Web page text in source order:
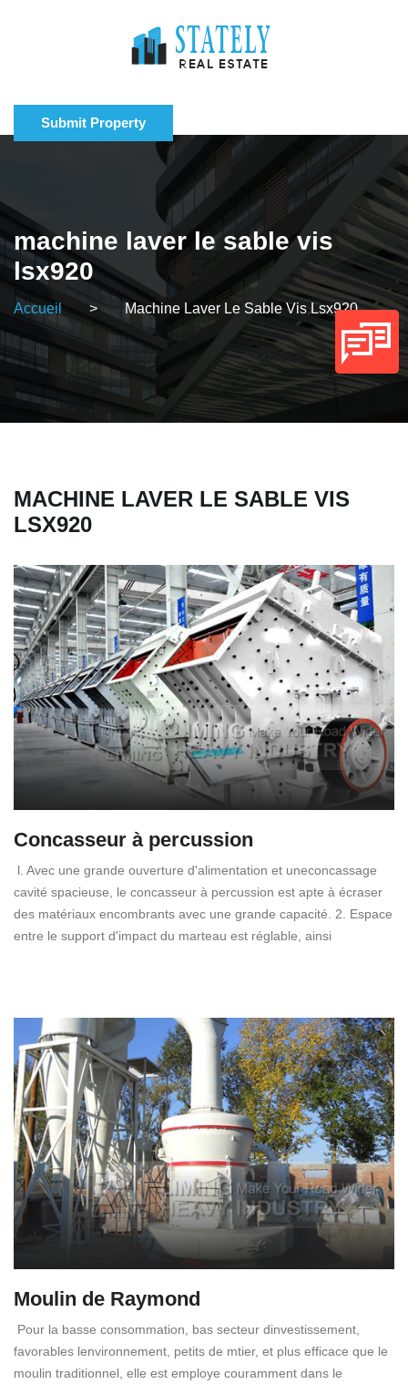
Submit Property
machine laver le sable vis
lsx920
Accueil > Machine Laver Le Sable Vis Lsx920
MACHINE LAVER LE SABLE VIS
LSX920
Concasseur à percussion
l. Avec une grande ouverture d'alimentation et uneconcassage
cavité spacieuse, le concasseur à percussion est apte à écraser
des matériaux encombrants avec une grande capacité. 2. Espace
entre le support d'impact du marteau est réglable, ainsi
Moulin de Raymond
Pour la basse consommation, bas secteur dinvestissement,
favorables lenvironnement, petits de mtier, et plus efficace que le
moulin traditionnel, elle est employe couramment dans le